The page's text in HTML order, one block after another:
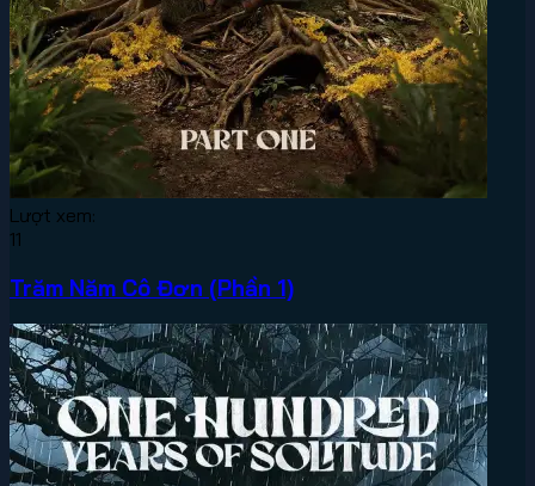
Lượt xem:
11
Trăm Năm Cô Đơn (Phần 1)